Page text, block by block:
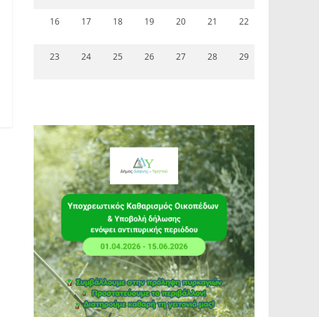
16 17 18 19 20 21 22
23 24 25 26 27 28 29